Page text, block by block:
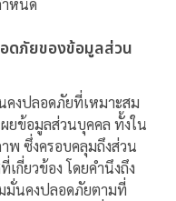
ำหนด
ดภัยของข้อมูลส่วน
คงปลอดภัยที่เหมาะสม
ผยข้อมูลส่วนบุคคล ทั้งใน
พ ซึ่งครอบคลุมถึงส่วน
กี่ยวข้อง โดยคำนึงถึง
มมั่นคงปลอดภัยตามที่